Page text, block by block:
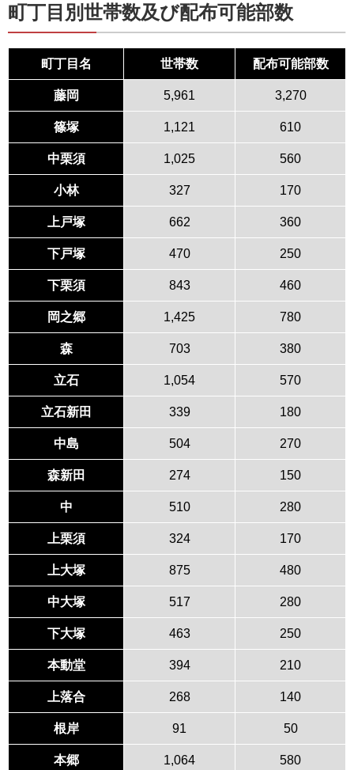
町丁目別世帯数及び配布可能部数
町丁目名 世帯数 配布可能部数
藤岡 5,961 3,270
篠塚 1,121 610
中栗須 1,025 560
小林 327 170
上戸塚 662 360
下戸塚 470 250
下栗須 843 460
岡之郷 1,425 780
森 703 380
立石 1,054 570
立石新田 339 180
中島 504 270
森新田 274 150
中 510 280
上栗須 324 170
上大塚 875 480
中大塚 517 280
下大塚 463 250
本動堂 394 210
上落合 268 140
根岸 91 50
本郷 1,064 580